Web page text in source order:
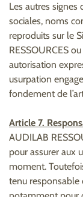
Les autres
sociales, noms
reproduits sur le
RESSOURCES
autorisation
usurpation
fondement de
Article 7.
AUDILAB
pour assurer aux
moment.
tenu responsable